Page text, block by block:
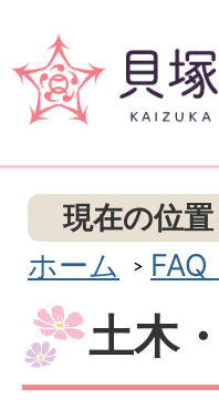
現在の位置
ホーム
FAQ
土木